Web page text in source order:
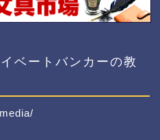
ベートバンカーの教